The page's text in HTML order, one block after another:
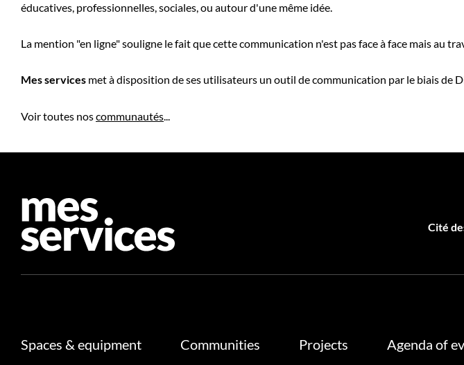
éducatives, professionnelles, sociales, ou autour d'une même idée.
La mention "en ligne" souligne le fait que cette communication n'est pas face à face mais au
Mes services met à disposition de ses utilisateurs un outil de communication par le biais de
Voir toutes noscommunautés
Cité
Spaces & equipment Communities Projects Agenda of